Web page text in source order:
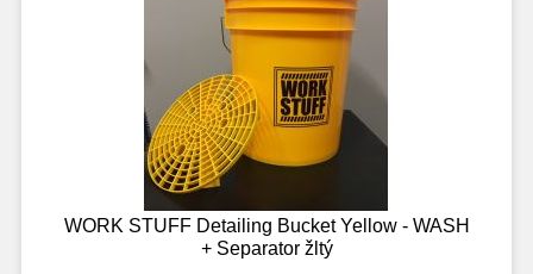
WORK STUFF Detailing Bucket Yellow - WASH
+ Separator žltý